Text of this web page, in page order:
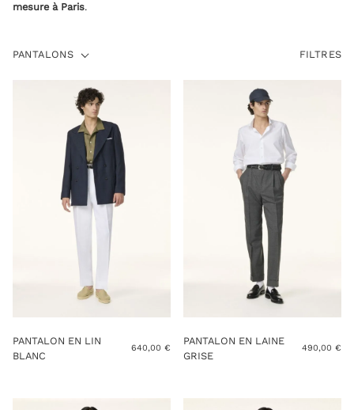
mesure à Paris.
PANTALONS PANTALONS FILTRES
PANTALON EN LIN
BLANC
640,00 €
PANTALON EN LAINE
GRISE
490,00€